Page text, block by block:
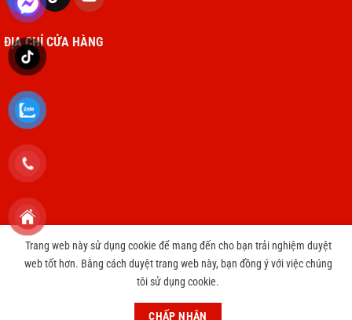
ĐỊA CHỈ CỬA HÀNG
Copyright 2026 © cameravnt39.com
CHƯƠNG TRÌNH TRI ÂN KHÁCH HÀNG THAY PIN IPHONE CHỈ 3999
円Bỏ qua
Trang web này sử dụng cookie để mang đến cho bạn trải nghiệm duyệt
web tốt hơn. Bằng cách duyệt trang web này, bạn đồng ý với việc chúng
tôi sử dụng cookie.
CHẤP NHẬN